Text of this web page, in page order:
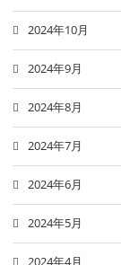
2024年10月
2024年9月
2024年8月
2024年7月
2024年6月
2024年5月
2024年4月